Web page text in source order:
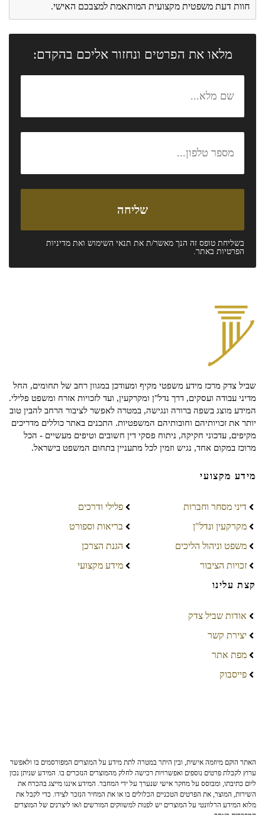
חוות דעת משפטית מקצועית המותאמת למצבכם האישי.
מלאו את הפרטים ונחזור אליכם בהקדם:
בשליחת טופס זה הנך מאשר/ת את תנאי השימוש ואת מדיניות
הפרטיות באתר.
שביל צדק מרכז מידע משפטי מקיף ומעודכן במגוון רחב של תחומים, החל
מדיני עבודה ועסקים, דרך נדל"ן ומקרקעין, ועד לזכויות אזרח ומשפט פלילי.
המידע מוצג בשפה ברורה ונגישה, במטרה לאפשר לציבור הרחב להבין טוב
יותר את זכויותיהם וחובותיהם המשפטיות. התכנים באתר כוללים מדריכים
מקיפים, עדכוני חקיקה, ניתוח פסקי דין חשובים וטיפים מעשיים - הכל
מרוכז במקום אחד, נגיש וזמין לכל מתעניין בתחום המשפט בישראל.
מידע מקצועי
דיני מסחר וחברות
מקרקעין ונדל"ן
משפט וניהול הליכים
זכויות הציבור
פלילי ודרכים
בריאות וספורט
הגנת הצרכן
מידע מקצועי
קצת עלינו
אודות שביל צדק
יצירת קשר
מפת אתר
פייסבוק
האתר הוקם מיוזמה אישית, ובין היתר במטרה לתת מידע על המוצרים המפורסמים בו ולאפשר
ערוץ לקבלת פרטים נוספים ואפשרויות רכישה לחלק מהמוצרים הנזכרים בו. המידע שניתן נכון
ליום כתיבתו, ומבוסס על מחקר אישי שנערך על ידי המחבר. המידע איננו מייצג בהכרח את
השירות, המוצר, את הפרטים הטכניים הכלולים בו או את המחיר הנזכר לצידו. כדי לקבל את
מלוא המידע הרלוונטי על המוצרים יש לפנות למשווקים המורשים ו/או ליצרנים של המוצרים